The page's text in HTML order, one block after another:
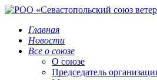
Главная
Новости
Все о союзе
О союзе
Председатель